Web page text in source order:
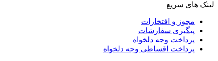
لینک های سریع
مجوز و افتخارات
پیگیری سفارشات
پرداخت وجه دلخواه
پرداخت اقساطی وجه دلخواه